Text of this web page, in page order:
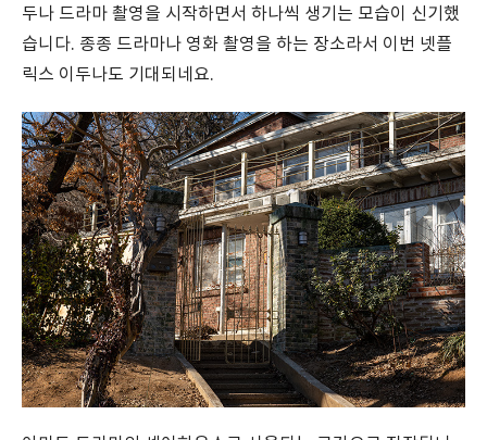
두나 드라마 촬영을 시작하면서 하나씩 생기는 모습이 신기했
습니다. 종종 드라마나 영화 촬영을 하는 장소라서 이번 넷플
릭스 이두나도 기대되네요.